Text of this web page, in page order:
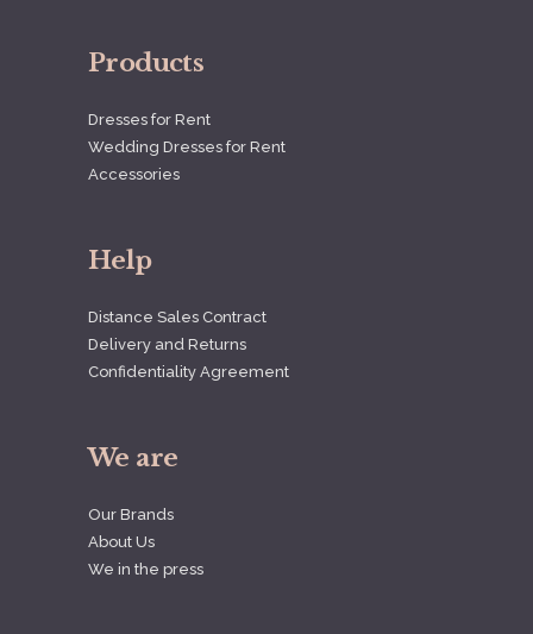
Products
Dresses for Rent
Wedding Dresses for Rent
Accessories
Help
Distance Sales Contract
Delivery and Returns
Confidentiality Agreement
We are
Our Brands
About Us
We in the press